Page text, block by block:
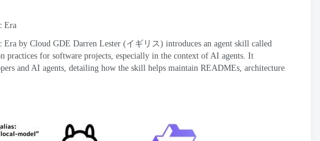
Era
by Cloud GDE Darren Lester (イギリス) introduces an agent skill called
practices for software projects especially in the context of AI agents It
and AI agents detailing how the skill helps maintain READMEs architecture